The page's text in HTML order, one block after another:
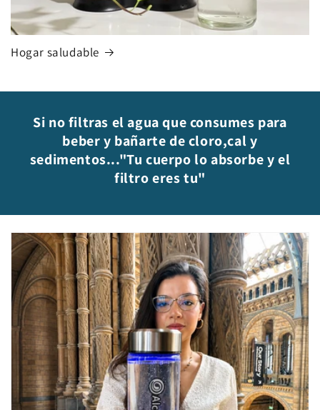
Hogar saludable
Si no filtras el agua que consumes para
beber y bañarte de cloro,cal y
sedimentos..."Tu cuerpo lo absorbe y el
filtro eres tu"